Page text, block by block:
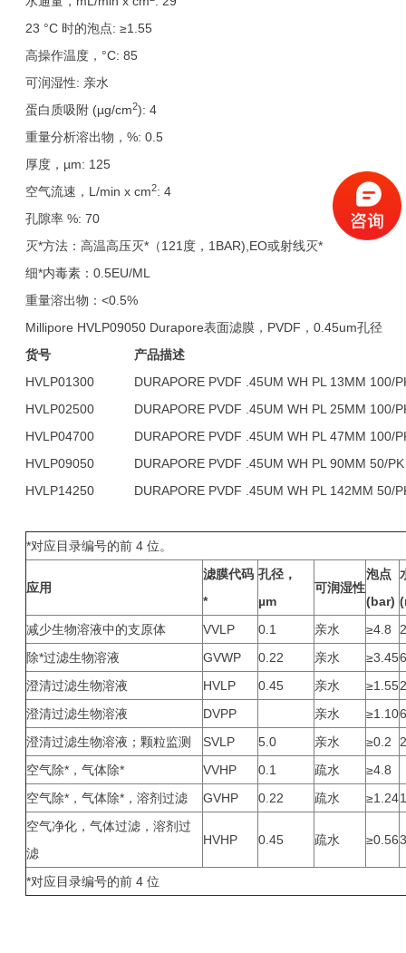
23 °C 时的泡点: ≥1.55
高操作温度，°C: 85
可润湿性: 亲水
蛋白质吸附 (µg/cm2): 4
重量分析溶出物，%: 0.5
厚度，µm: 125
空气流速，L/min x cm2: 4
孔隙率 %: 70
灭*方法：高温高压灭*（121度，1BAR),EO或射线灭*
细*内毒素：0.5EU/ML
重量溶出物：<0.5%
Millipore HVLP09050 Durapore表面滤膜，PVDF，0.45um孔径
货号
产品描述
HVLP01300
DURAPORE PVDF .45UM WH PL 13MM 100/
HVLP02500
DURAPORE PVDF .45UM WH PL 25MM 100/
HVLP04700
DURAPORE PVDF .45UM WH PL 47MM 100/
HVLP09050
DURAPORE PVDF .45UM WH PL 90MM 50/PK
HVLP14250
DURAPORE PVDF .45UM WH PL 142MM 50/
*对应目录编号的前 4 位。
应用
滤膜代码
*
孔径，
µm
可润湿性
泡点
(bar)
减少生物溶液中的支原体
VVLP 0.1 亲水 ≥4.8
除*过滤生物溶液
GVWP 0.22 亲水 ≥3.45
澄清过滤生物溶液
HVLP 0.45 亲水 ≥1.55
澄清过滤生物溶液
DVPP 亲水 ≥1.10
澄清过滤生物溶液；颗粒监测
SVLP 5.0 亲水 ≥0.2
空气除*，气体除*
VVHP 0.1 疏水
≥4.8
空气除*，气体除*，溶剂过滤
GVHP 0.22 疏水 ≥1.24
空气净化，气体过滤，溶剂过
滤
HVHP 0.45 疏水 ≥0.56
*对应目录编号的前 4 位